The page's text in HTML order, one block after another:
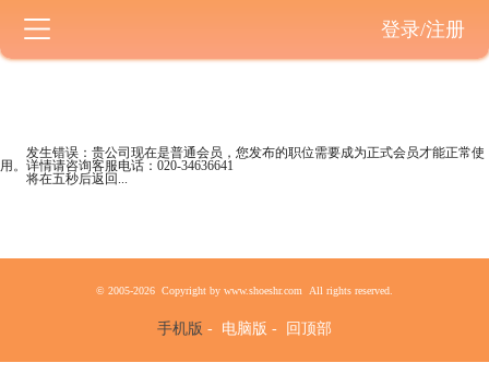
登录/注册
发生错误：贵公司现在是普通会员 ，您发布的职位需要成为正式会员才能正常使
用。详情请咨询客服电话： 020-34636641
将在五秒后返回...
© 2005-2026 Copyright by www.shoeshr.com All rights reserved.
手机版 - 电脑版 - 回顶部